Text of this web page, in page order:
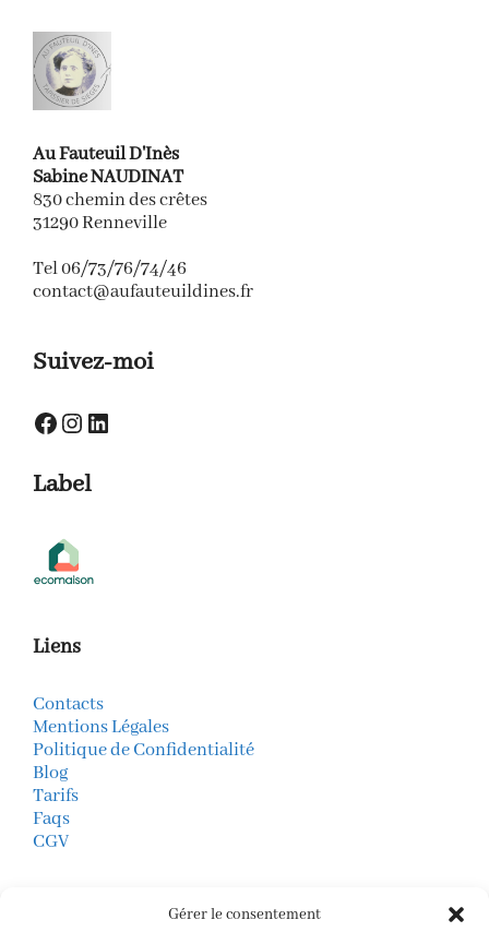
Gérer le consentement
Au Fauteuil D'Inès
Sabine NAUDINAT
830 chemin des crêtes
31290 Renneville
Tel 06/73/76/74/46
contact@aufauteuildines.fr
Suivez-moi
Facebook
Instagram
LinkedIn
Label
Liens
Contacts
Mentions Légales
Politique de Confidentialité
Blog
Tarifs
Faqs
CGV
virement bancaire